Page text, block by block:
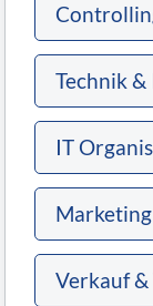
Technik
IT
Verkauf